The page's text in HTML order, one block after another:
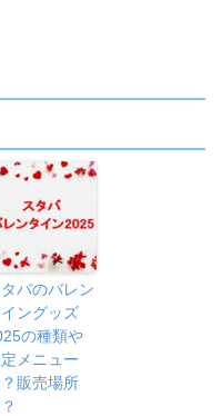
タバのバレン
イングッズ
の種類や
メニュー
販売場所